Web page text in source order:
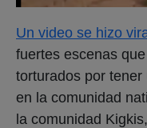
Un video se hizo
fuertes escenas
torturados por tener
en la comunidad
la comunidad